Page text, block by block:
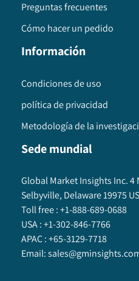
Preguntas frecuentes
Cómo hacer un pedido
Información
Condiciones de uso
política de privacidad
Metodología de la
Sede mundial
Global Market Insights Inc. 4
Selbyville, Delaware 19975
Toll free :+1-888-689-0688
USA :+1-302-846-7766
APAC :+65-3129-7718
Email: